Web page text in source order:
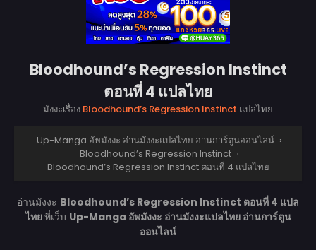
Bloodhound’s Regression Instinct
ตอนที่ 4 แปลไทย
มังงะเรื่อง Bloodhound’s Regression Instinct แปลไทย
Up-Manga อัพมังงะ อ่านมังงะแปลไทย อ่านการ์ตูนออนไลน์ ›
Bloodhound’s Regression Instinct ›
Bloodhound’s Regression Instinct ตอนที่ 4 แปลไทย
อ่านมังงะ Bloodhound’s Regression Instinct ตอนที่ 4 แปล
ไทยที่เว็บ Up-Manga อัพมังงะ อ่านมังงะแปลไทย อ่านการ์ตูน
ออนไลน์